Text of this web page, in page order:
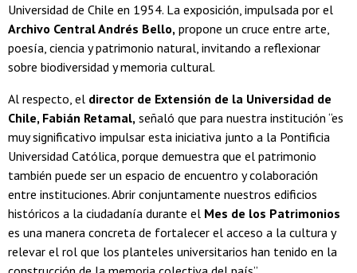
Universidad de Chile en 1954. La exposición, impulsada por el
Archivo Central Andrés Bello, propone un cruce entre arte,
poesía, ciencia y patrimonio natural, invitando a reflexionar
sobre biodiversidad y memoria cultural.
Al respecto, el director de Extensión de la Universidad de
Chile, Fabián Retamal, señaló que para nuestra institución “es
muy significativo impulsar esta iniciativa junto a la Pontificia
Universidad Católica, porque demuestra que el patrimonio
también puede ser un espacio de encuentro y colaboración
entre instituciones. Abrir conjuntamente nuestros edificios
históricos a la ciudadanía durante el Mes de los Patrimonios
es una manera concreta de fortalecer el acceso a la cultura y
relevar el rol que los planteles universitarios han tenido en la